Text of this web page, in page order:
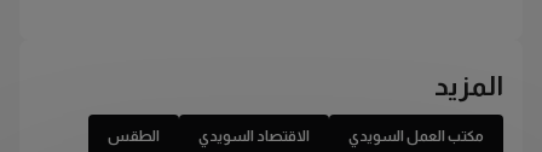
المزيد
مكتب العمل السويدي الاقتصاد السويدي الطقس